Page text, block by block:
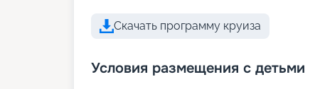
Скачать программу круиза
Условия размещения с детьми